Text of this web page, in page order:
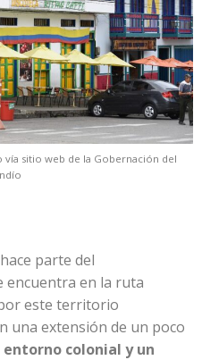
sitio web de la Gobernación del
parte del
encuentra en la ruta
este territorio
una extensión de un poco
colonial y un